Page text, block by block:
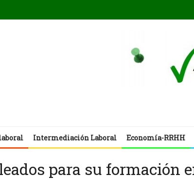
Intermediación Laboral Economía-RRHH
para su formación